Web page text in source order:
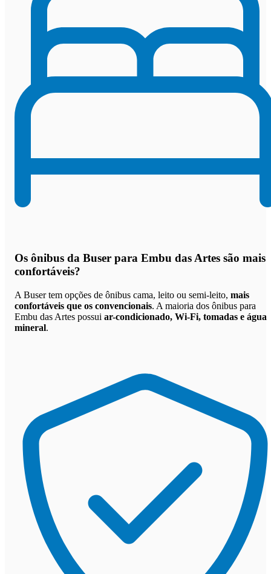
Os ônibus da Buser para Embu das Artes são mais
confortáveis?
A Buser tem opções de ônibus cama, leito ou semi-leito, mais
confortáveis que os convencionais. A maioria dos ônibus para
Embu das Artes possui ar-condicionado, Wi-Fi, tomadas e água
mineral.